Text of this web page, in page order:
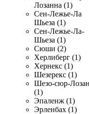
Лозанна (1)
Сен-Лежье-Ла
Шьеза (1)
Сен-Лежье-Ла-
Шьеза (1)
Сюши (2)
Херлиберг (1)
Хернекс (1)
Шезерекс (1)
Шезо-сюр-
(1)
Эпаленж (1)
Эрленбах (1)